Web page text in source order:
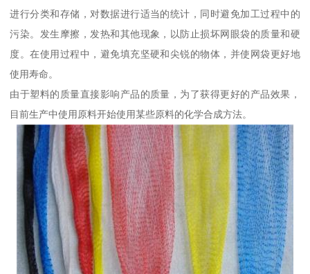
进行分类和存储，对数据进行适当的统计，同时避免加工过程中的
污染。发生摩擦，发热和其他现象，以防止损坏网眼袋的质量和硬
度。在使用过程中，避免填充坚硬和尖锐的物体，并使网袋更好地
使用寿命。
由于塑料的质量直接影响产品的质量，为了获得更好的产品效果，
目前生产中使用原料开始使用某些原料的化学合成方法。